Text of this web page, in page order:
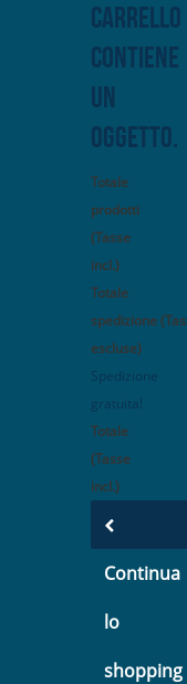
carrello
contiene
un
oggetto.
Totale
prodotti
(Tasse
incl.)
Totale
spedizione
escluse)
Spedizione
gratuita!
Totale
(Tasse
incl.)
Continua
lo
shopping